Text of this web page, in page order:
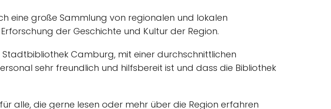
eine große Sammlung von regionalen und lokalen
der Geschichte und Kultur der Region.
Stadtbibliothek Camburg, mit einer durchschnittlichen
sehr freundlich und hilfsbereit ist und dass die Bibliothek
alle, die gerne lesen oder mehr über die Region erfahren